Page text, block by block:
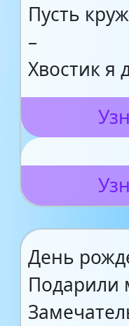
Пусть
–
Хвостик я
День
Подарили